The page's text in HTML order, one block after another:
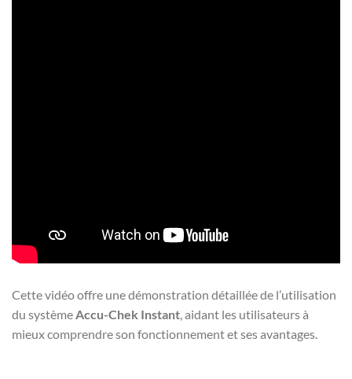
Cette vidéo offre une démonstration détaillée de l’utilisation
du systèmeAccu-Chek Instant, aidant les utilisateurs à
mieux comprendre son fonctionnement et ses avantages.